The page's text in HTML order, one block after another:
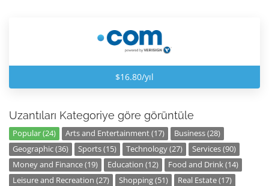
$16.80/yıl
Uzantıları Kategoriye göre görüntüle
Popular (24) Arts and Entertainment (17)
Business (28)
Geographic (36)
Sports (15) Technology (27)
Services (90)
Money and Finance (19)
Education (12)
Food and Drink (14)
Leisure and Recreation (27)
Shopping (51)
Real Estate (17)